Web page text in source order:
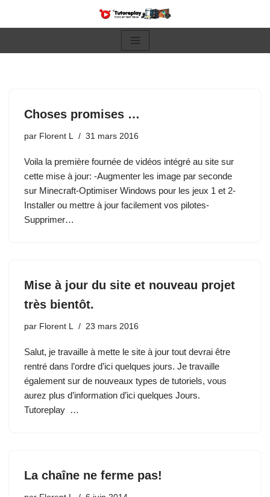
Choses promises …
par Florent L 31 mars 2016
Voila la première fournée de vidéos intégré au site sur
cette mise à jour: -Augmenter les image par seconde
sur Minecraft-Optimiser Windows pour les jeux 1 et 2-
Installer ou mettre à jour facilement vos pilotes-
Supprimer…
Mise à jour du site et nouveau projet
très bientôt.
par Florent L 23 mars 2016
Salut, je travaille à mette le site à jour tout devrai être
rentré dans l’ordre d’ici quelques jours. Je travaille
également sur de nouveaux types de tutoriels, vous
aurez plus d’information d’ici quelques Jours.
Tutoreplay …
La chaîne ne ferme pas!